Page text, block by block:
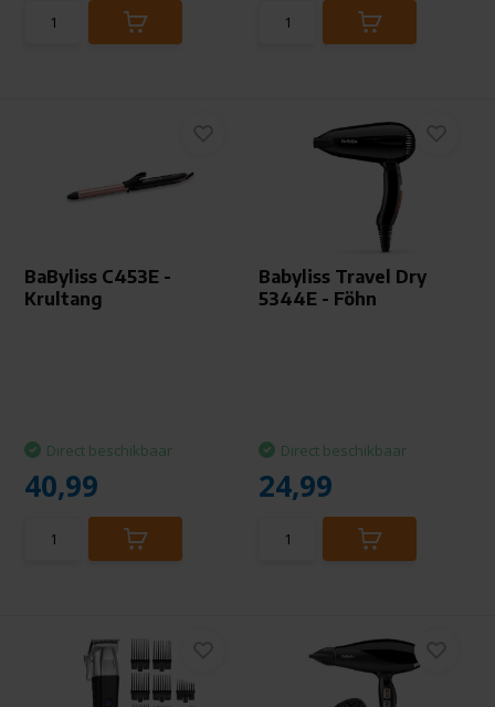
BaByliss C453E -
Krultang
Direct beschikbaar
40,99
Babyliss Travel Dry
5344E - Föhn
Direct beschikbaar
24,99